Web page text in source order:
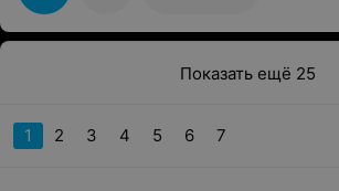
Показать ещё 25
1 2 3 4 5 6 7